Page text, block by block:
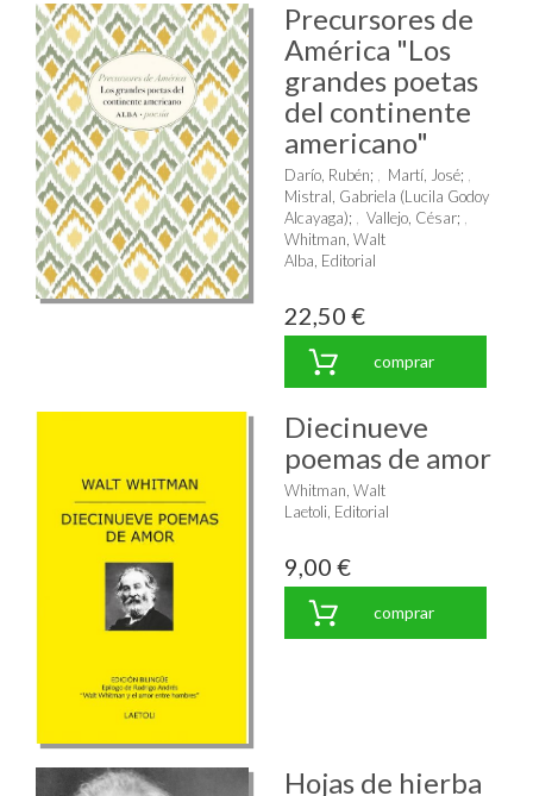
Precursores de
América "Los
grandes poetas
del continente
americano"
Darío, Rubén; Martí, José;
Mistral, Gabriela (Lucila Godoy
Alcayaga); Vallejo, César;
Whitman, Walt
Alba, Editorial
22,50 €
comprar
Diecinueve
poemas de amor
Whitman, Walt
Laetoli, Editorial
9,00 €
comprar
Hojas de hierba